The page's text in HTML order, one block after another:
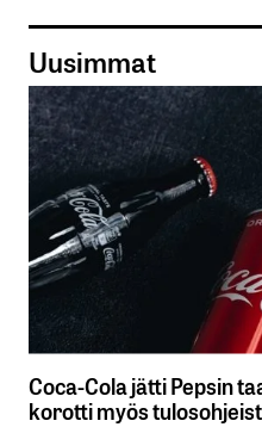
Uusimmat
Coca-Cola jätti Pepsin
korotti myös